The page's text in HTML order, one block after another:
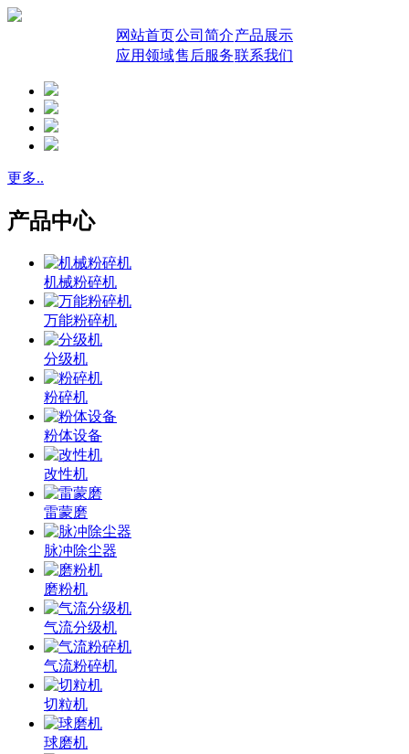
网站首页公司简介产品展示
应用领域售后服务联系我们
更多..
产品中心
机械粉碎机
万能粉碎机
分级机
粉碎机
粉体设备
改性机
雷蒙磨
脉冲除尘器
磨粉机
气流分级机
气流粉碎机
切粒机
球磨机